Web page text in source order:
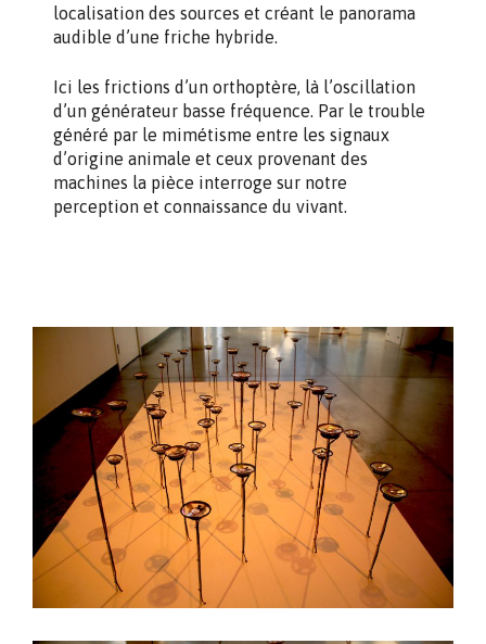
localisation des sources et créant le panorama
audible d’une friche hybride.
Ici les frictions d’un orthoptère, là l’oscillation
d’un générateur basse fréquence. Par le trouble
généré par le mimétisme entre les signaux
d’origine animale et ceux provenant des
machines la pièce interroge sur notre
perception et connaissance du vivant.